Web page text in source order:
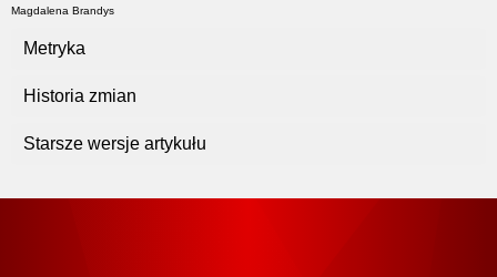
Magdalena Brandys
Metryka
Historia zmian
Starsze wersje artykułu